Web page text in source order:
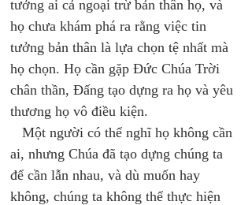
tưởng ai cả ngoại trừ bản thân họ, và
họ chưa khám phá ra rằng việc tin
tưởng bản thân là lựa chọn tệ nhất mà
họ chọn. Họ cần gặp Đức Chúa Trời
chân thần, Đấng tạo dựng ra họ và yêu
thương họ vô điều kiện.
Một người có thể nghĩ họ không cần
ai, nhưng Chúa đã tạo dựng chúng ta
để cần lẫn nhau, và dù muốn hay
không, chúng ta không thể thực hiện